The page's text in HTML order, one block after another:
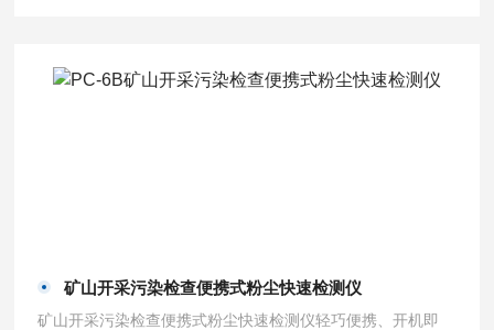
矿山开采污染检查便携式粉尘快速检测仪
矿山开采污染检查便携式粉尘快速检测仪轻巧便携、开机即